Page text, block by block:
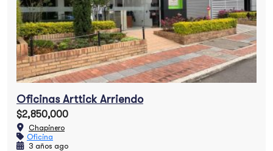
Oficinas Arttick Arriendo
$2,850,000
Chapinero
Oficina
3 años ago